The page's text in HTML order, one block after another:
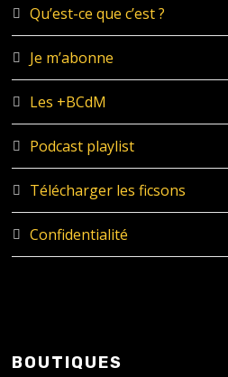
Qu’est-ce que c’est ?
Je m’abonne
Les +BCdM
Podcast playlist
Télécharger les ficsons
Confidentialité
BOUTIQUES